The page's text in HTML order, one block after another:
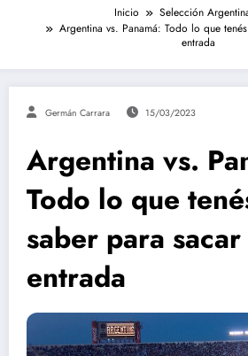
Inicio
Selección
Argentina vs. Panamá: Todo lo que
entrada
Germán Carrara 15/03/2023
Argentina vs.
Todo lo que
saber para
entrada